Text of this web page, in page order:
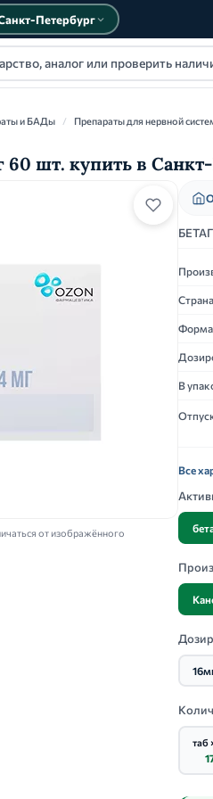
Петербург
и БАДы / Препараты для нервной
шт. купить в Санкт-
от изображённого
Форма
В
Все
таб